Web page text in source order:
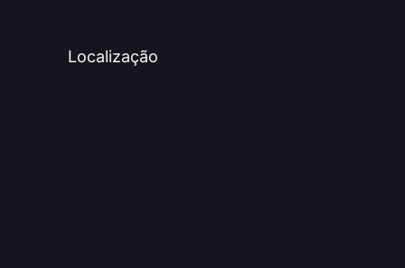
Localização